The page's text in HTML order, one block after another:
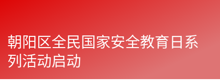
朝阳报
2026年04月10日
隐
往期
朝阳区全民国家安全教育日系
列活动启动
上一篇 下一篇